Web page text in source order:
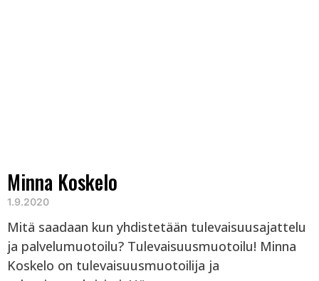
Minna Koskelo
1.9.2020
Mitä saadaan kun yhdistetään tulevaisuusajattelu
ja palvelumuotoilu? Tulevaisuusmuotoilu! Minna
Koskelo on tulevaisuusmuotoilija ja